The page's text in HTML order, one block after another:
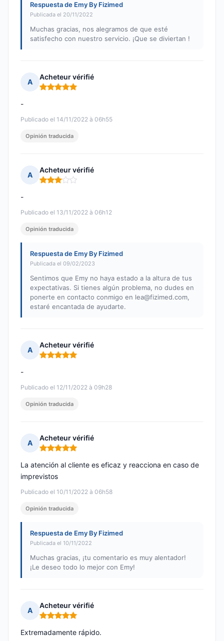
Respuesta de Emy By Fizimed
Publicada el 20/11/2022
Muchas gracias, nos alegramos de que esté
satisfecho con nuestro servicio. ¡Que se diviertan !
A
Acheteur vérifié
Nota: 5 de 5
Publicado el 14/11/2022 à 06h55
-
Opinión traducida
A
Acheteur vérifié
Nota: 3 de 5
Publicado el 13/11/2022 à 06h12
-
Opinión traducida
Respuesta de Emy By Fizimed
Publicada el 09/02/2023
Sentimos que Emy no haya estado a la altura de tus
expectativas. Si tienes algún problema, no dudes en
ponerte en contacto conmigo en lea@fizimed.com,
estaré encantada de ayudarte.
A
Acheteur vérifié
Nota: 5 de 5
Publicado el 12/11/2022 à 09h28
-
Opinión traducida
A
Acheteur vérifié
Nota: 5 de 5
Publicado el 10/11/2022 à 06h58
La atención al cliente es eficaz y reacciona en caso de
imprevistos
Opinión traducida
Respuesta de Emy By Fizimed
Publicada el 10/11/2022
Muchas gracias, ¡tu comentario es muy alentador!
¡Le deseo todo lo mejor con Emy!
A
Acheteur vérifié
Nota: 5 de 5
Extremadamente rápido.